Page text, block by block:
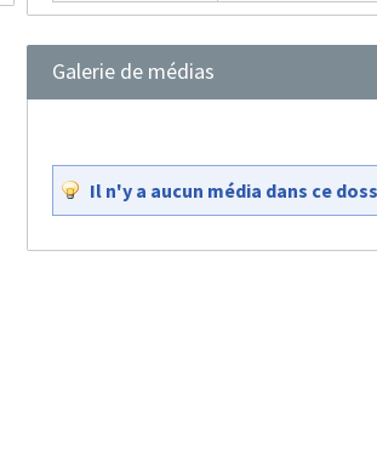
Galerie de médias
Il n'y a aucun média dans ce